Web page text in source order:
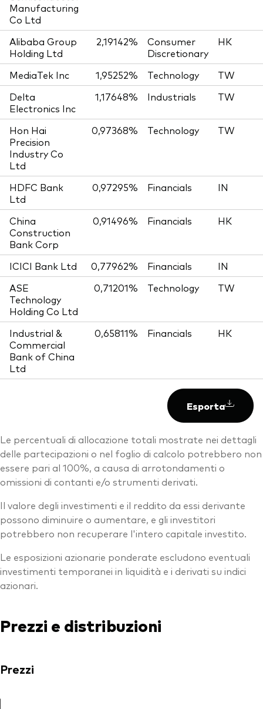
Manufacturing
Co Ltd
Alibaba Group
Holding Ltd
2,19142%
Consumer
Discretionary
HK
MediaTek Inc 1,95252% Technology
TW
Delta
Electronics Inc
1,17648% Industrials TW
Hon Hai
Precision
Industry Co
Ltd
0,97368% Technology TW
HDFC Bank
Ltd
0,97295% Financials IN
China
Construction
Bank Corp
0,91496% Financials HK
ICICI Bank Ltd 0,77962% Financials
IN
ASE
Technology
Holding Co Ltd
0,71201% Technology TW
Industrial &
Commercial
Bank of China
Ltd
0,65811% Financials HK
Esporta
Le percentuali di allocazione totali mostrate nei dettagli
delle partecipazioni o nel foglio di calcolo potrebbero non
essere pari al 100%, a causa di arrotondamenti o
omissioni di contanti e/o strumenti derivati.
Il valore degli investimenti e il reddito da essi derivante
possono diminuire o aumentare, e gli investitori
potrebbero non recuperare l'intero capitale investito.
Le esposizioni azionarie ponderate escludono eventuali
investimenti temporanei in liquidità e i derivati su indici
azionari.
Prezzi e distribuzioni
Prezzi